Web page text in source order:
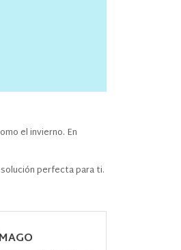
el invierno. En
perfecta para ti.